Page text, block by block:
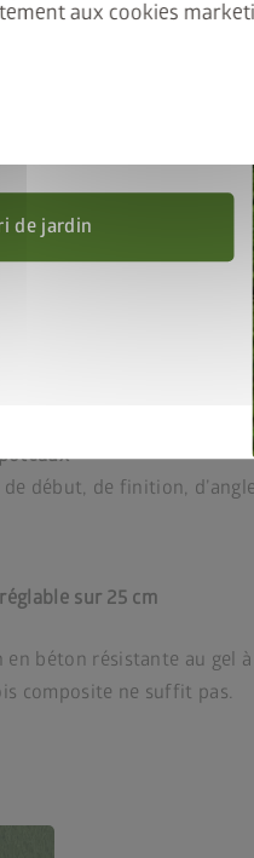
aux cookies
début, de finition,
sur 25 cm
béton résistante au gel à
composite ne suffit pas.
l’abri de jardin et le
de jardin